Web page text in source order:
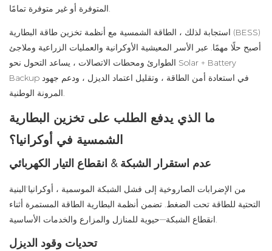
المتوفرة أو غير متوفرة تمامًا.
استجابة لذلك ، الطاقة الشمسية مع (BESS)
أصبح حلًا مهمًا. عبر الأسر المعيشية الأوكرانية والعمليات الزراعية وملاجئ
الطوارئ ومحطات الاتصالات ، يساعد التحول نحو Solar + Battery
Backup في استعادة أمن الطاقة ، وتقليل اعتماد الديزل ، ودعم جهود
المرونة الوطنية.
ما الذي يدفع الطلب على تخزين البطارية
الشمسية في أوكرانيا؟
عدم استقرار الشبكة & انقطاع التيار الكهربائي
من الإضرابات الصاروخية إلى فشل الشبكة الموسمية ، أوكرانيا’البنية
التحتية للطاقة تحت الضغط. تضمن أنظمة البطارية الطاقة المستمرة أثناء
انقطاع الشبكة—حيوية للمنازل والمزارع والخدمات الأساسية.
تحديات وقود الديزل